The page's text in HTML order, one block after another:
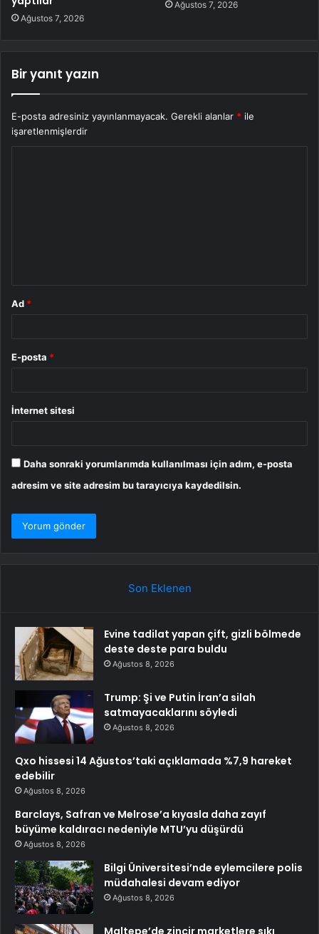
Ağustos 7, 2026
Ağustos 7, 2026
Bir yanıt yazın
E-posta adresiniz yayınlanmayacak. Gerekli alanlar * ile
işaretlenmişlerdir
Ad *
E-posta *
İnternet sitesi
Daha sonraki yorumlarımda kullanılması için adım, e-posta
adresim ve site adresim bu tarayıcıya kaydedilsin.
Son Eklenen
Evine tadilat yapan çift, gizli bölmede
deste deste para buldu
Ağustos 8, 2026
Trump: Şi ve Putin İran’a silah
satmayacaklarını söyledi
Ağustos 8, 2026
Qxo hissesi 14 Ağustos’taki açıklamada %7,9 hareket
edebilir
Ağustos 8, 2026
Barclays, Safran ve Melrose’a kıyasla daha zayıf
büyüme kaldıracı nedeniyle MTU’yu düşürdü
Ağustos 8, 2026
Bilgi Üniversitesi’nde eylemcilere polis
müdahalesi devam ediyor
Ağustos 8, 2026
Maltepe’de zincir marketlere sıkı